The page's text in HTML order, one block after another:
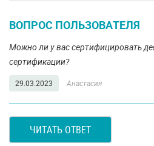
ВОПРОС ПОЛЬЗОВАТЕЛЯ
Можно ли у вас сертифицировать
сертификации?
29.03.2023 Анастасия
ЧИТАТЬ ОТВЕТ